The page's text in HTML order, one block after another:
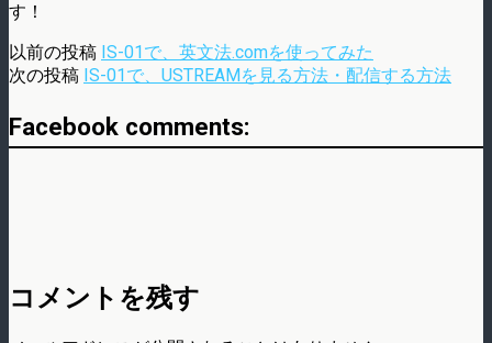
す！
以前の投稿 IS-01で、英文法.comを使ってみた
次の投稿 IS-01で、USTREAMを見る方法・配信する方法
Facebook comments:
コメントを残す